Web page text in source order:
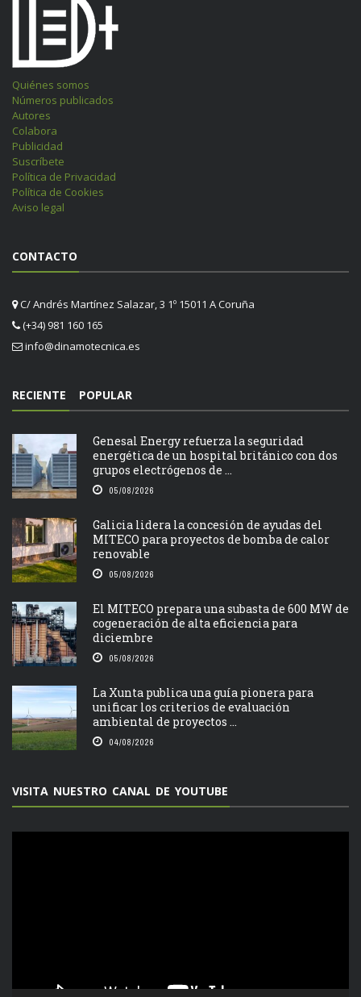
Quiénes somos
Números publicados
Autores
Colabora
Publicidad
Suscríbete
Política de Privacidad
Política de Cookies
Aviso legal
CONTACTO
C/ Andrés Martínez Salazar, 3 1º 15011 A Coruña
(+34) 981 160 165
info@dinamotecnica.es
RECIENTE POPULAR
Genesal Energy refuerza la seguridad
energética de un hospital británico con dos
grupos electrógenos de ...
05/08/2026
Galicia lidera la concesión de ayudas del
MITECO para proyectos de bomba de calor
renovable
05/08/2026
El MITECO prepara una subasta de 600 MW de
cogeneración de alta eficiencia para
diciembre
05/08/2026
La Xunta publica una guía pionera para
unificar los criterios de evaluación
ambiental de proyectos ...
04/08/2026
VISITA NUESTRO CANAL DE YOUTUBE